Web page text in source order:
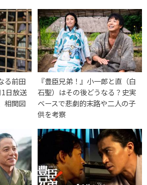
る前田
日放送
相関図
『豊臣兄弟！』小一郎と直（白
石聖）はその後どうなる？史実
ベースで悲劇的末路や二人の子
供を考察